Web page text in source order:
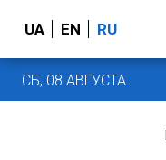
UA EN RU
СБ, 08 АВГУСТА